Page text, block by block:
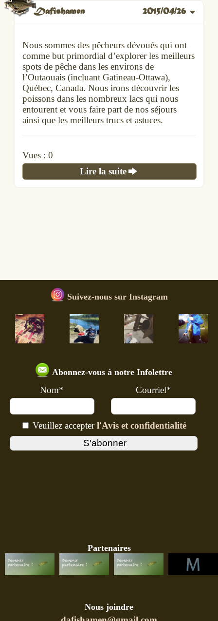
Dafishamen 2015/04/26
Nous sommes des pêcheurs dévoués qui ont
comme but primordial d’explorer les meilleurs
spots de pêche dans les environs de
l’Outaouais (incluant Gatineau-Ottawa),
Québec, Canada. Nous irons découvrir les
poissons dans les nombreux lacs qui nous
entourent et vous faire part de nos séjours
ainsi que les meilleurs trucs et astuces.
Vues : 0
Lire la suite
Suivez-nous sur Instagram
Abonnez-vous à notre Infolettre
Nom* Courriel*
Veuillez accepterl'Avis et confidentialité
Partenaires
Nous joindre